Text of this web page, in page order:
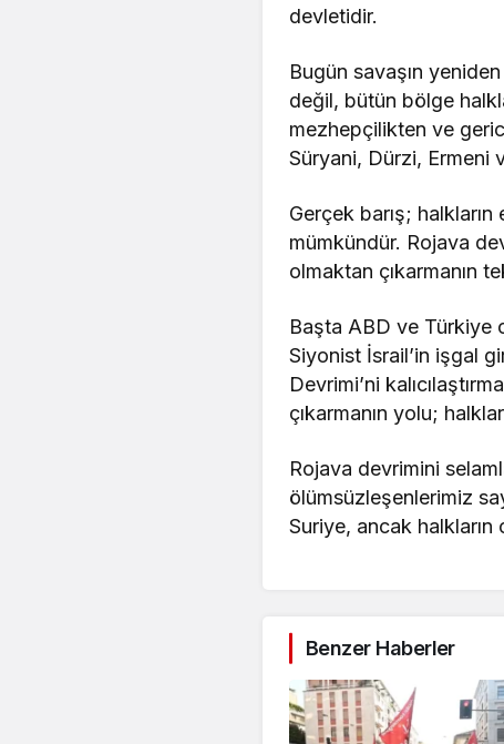
devletidir.
Bugün savaşın
değil, bütün bölge
mezhepçilikten ve
Süryani, Dürzi, Ermeni
Gerçek barış;
mümkündür. Rojava
olmaktan çıkarmanın
Başta ABD ve Türkiye
Siyonist İsrail’in işgal
Devrimi’ni
çıkarmanın yolu;
Rojava devrimini
ölümsüzleşenlerimiz
Suriye, ancak
Benzer Haberler